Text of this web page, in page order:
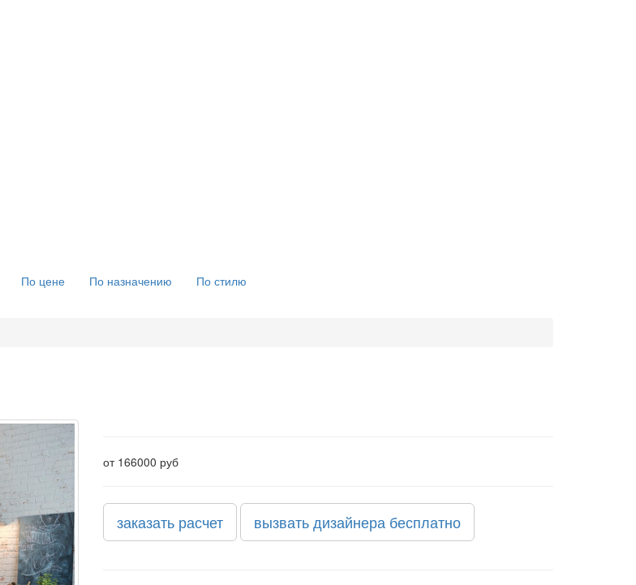
По цене По назначению По стилю
от 166000 руб
заказать расчет вызвать дизайнера бесплатно